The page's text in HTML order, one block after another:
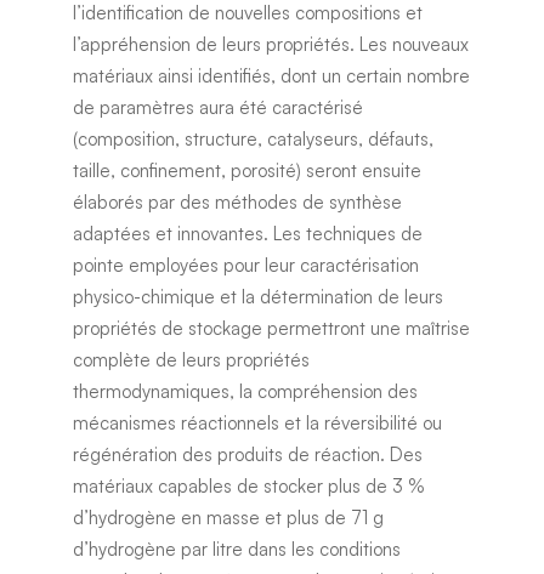
l’identification de nouvelles compositions et
l’appréhension de leurs propriétés. Les nouveaux
matériaux ainsi identifiés, dont un certain nombre
de paramètres aura été caractérisé
(composition, structure, catalyseurs, défauts,
taille, confinement, porosité) seront ensuite
élaborés par des méthodes de synthèse
adaptées et innovantes. Les techniques de
pointe employées pour leur caractérisation
physico-chimique et la détermination de leurs
propriétés de stockage permettront une maîtrise
complète de leurs propriétés
thermodynamiques, la compréhension des
mécanismes réactionnels et la réversibilité ou
régénération des produits de réaction. Des
matériaux capables de stocker plus de 3 %
d’hydrogène en masse et plus de 71 g
d’hydrogène par litre dans les conditions